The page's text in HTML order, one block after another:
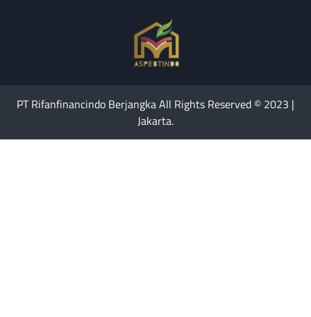
PT Rifanfinancindo Berjangka All Rights Reserved © 2023 |
Jakarta.